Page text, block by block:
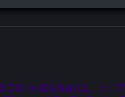
福州片区管委会批准，该公